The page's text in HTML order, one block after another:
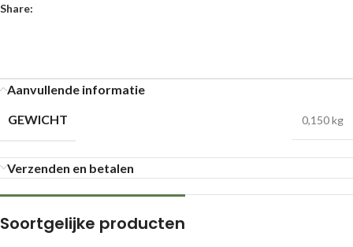
Share:
Aanvullende informatie
GEWICHT
0,150 kg
Verzenden en betalen
Soortgelijke producten